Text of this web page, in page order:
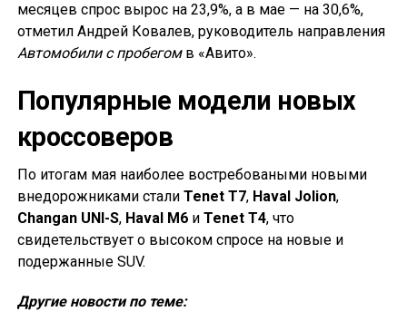
месяцев спрос вырос на 23,9%, а в мае — на 30,6%,
отметил Андрей Ковалев, руководитель направления
Автомобили с пробегомв «Авито».
Популярные модели новых
кроссоверов
По итогам мая наиболее востребоваными новыми
внедорожниками стали Tenet T7, Haval Jolion,
Changan UNI-S, Haval M6и Tenet T4, что
свидетельствует о высоком спросе на новые и
подержанные SUV.
Другие новости по теме: